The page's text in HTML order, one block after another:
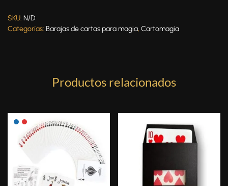
SKU: N/D
Categorías: Barajas de cartas para magia, Cartomagia
Productos relacionados